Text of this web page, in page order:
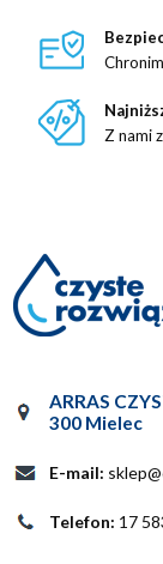
Z nami
ARRAS
300 Mielec
E-mail:
Telefon: 17